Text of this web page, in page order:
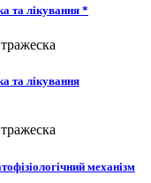
та лікування *
та лікування
механізм